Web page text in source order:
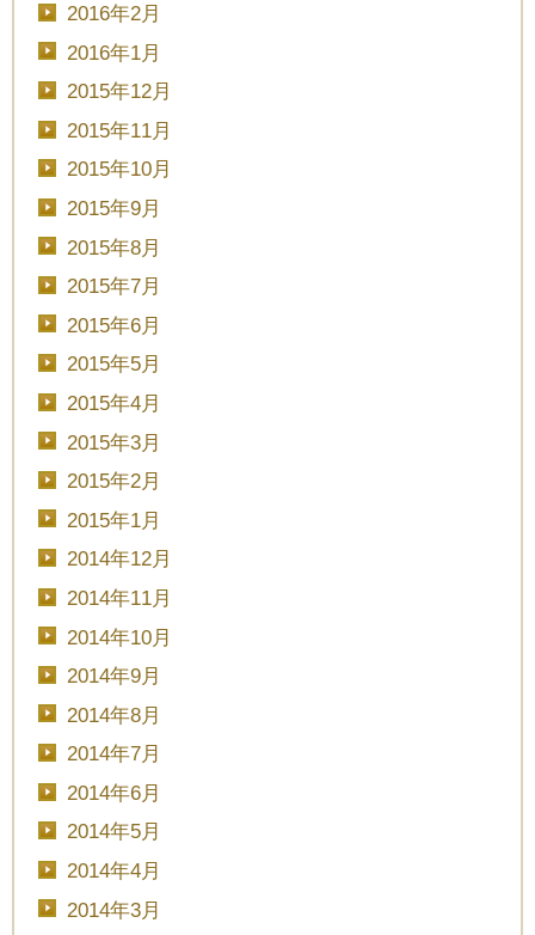
2016年2月
2016年1月
2015年12月
2015年11月
2015年10月
2015年9月
2015年8月
2015年7月
2015年6月
2015年5月
2015年4月
2015年3月
2015年2月
2015年1月
2014年12月
2014年11月
2014年10月
2014年9月
2014年8月
2014年7月
2014年6月
2014年5月
2014年4月
2014年3月